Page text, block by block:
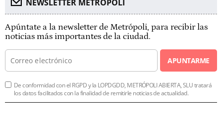
NEWSLETTER METROPOLI
Apúntate a la newsletter de Metrópoli, para recibir las
noticias más importantes de la ciudad.
APUNTARME
De conformidad con el RGPD y la LOPDGDD, METRÓPOLI ABIERTA, SLU tratará
los datos facilitados con la finalidad de remitirle noticias de actualidad.